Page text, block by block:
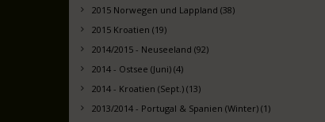
2015 Norwegen und Lappland (38)
2015 Kroatien (19)
2014/2015 - Neuseeland (92)
2014 - Ostsee (Juni) (4)
2014 - Kroatien (Sept.) (13)
2013/2014 - Portugal & Spanien (Winter) (1)